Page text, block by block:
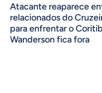
Atacante reaparece
relacionados do
para enfrentar o
Wanderson fica fora